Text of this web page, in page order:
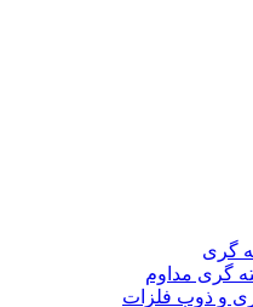
گری
گری مداوم
و ذوب فلزات